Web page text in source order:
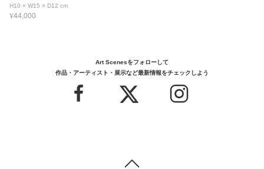
H10 × W15 × D12 cm
¥44,000
Art Scenesをフォローして
作品・アーティスト・展示など最新情報をチェックしよう